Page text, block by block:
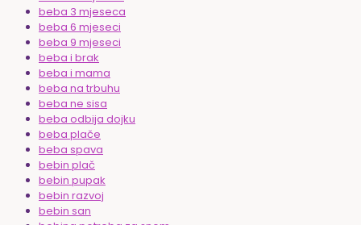
beba 3 mjeseca
beba 6 mjeseci
beba 9 mjeseci
beba i brak
beba i mama
beba na trbuhu
beba ne sisa
beba odbija dojku
beba plače
beba spava
bebin plač
bebin pupak
bebin razvoj
bebin san